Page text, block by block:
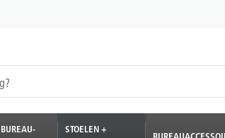
BUREAU-
STOELEN +